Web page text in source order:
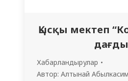
Қысқы мектеп
Хабарландырулар
Автор: Алтынай